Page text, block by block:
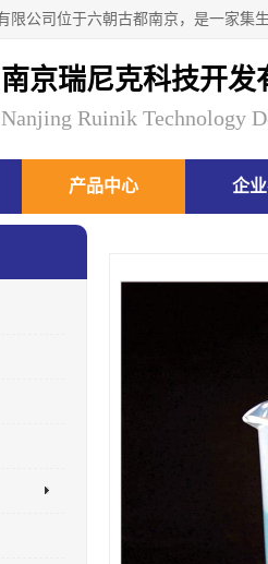
南京瑞尼克科技开发
Nanjing Ruinik Technology
产品中心 企